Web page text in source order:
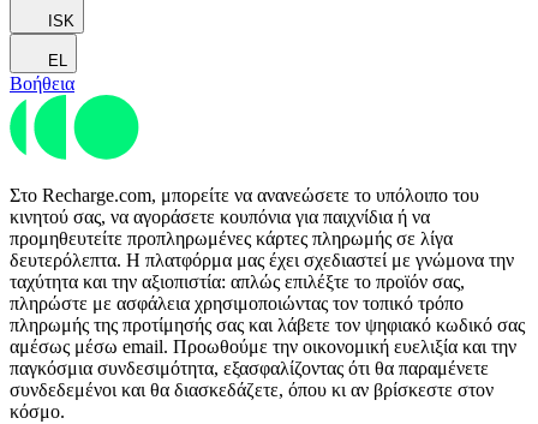
ISK
EL
Βοήθεια
Στο Recharge.com, μπορείτε να ανανεώσετε το υπόλοιπο του
κινητού σας, να αγοράσετε κουπόνια για παιχνίδια ή να
προμηθευτείτε προπληρωμένες κάρτες πληρωμής σε λίγα
δευτερόλεπτα. Η πλατφόρμα μας έχει σχεδιαστεί με γνώμονα την
ταχύτητα και την αξιοπιστία: απλώς επιλέξτε το προϊόν σας,
πληρώστε με ασφάλεια χρησιμοποιώντας τον τοπικό τρόπο
πληρωμής της προτίμησής σας και λάβετε τον ψηφιακό κωδικό σας
αμέσως μέσω email. Προωθούμε την οικονομική ευελιξία και την
παγκόσμια συνδεσιμότητα, εξασφαλίζοντας ότι θα παραμένετε
συνδεδεμένοι και θα διασκεδάζετε, όπου κι αν βρίσκεστε στον
κόσμο.